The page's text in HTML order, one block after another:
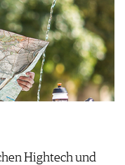
Hightech und